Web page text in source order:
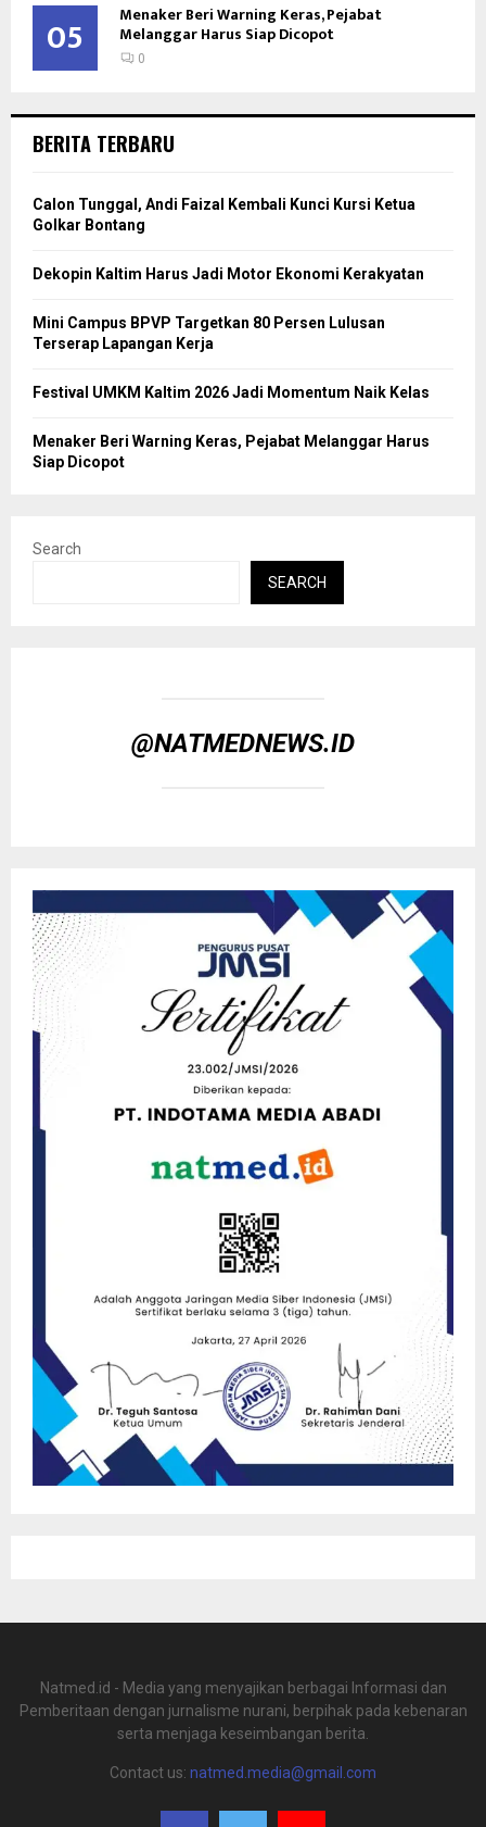
05 Menaker Beri Warning Keras, Pejabat
Melanggar Harus Siap Dicopot
0
BERITA TERBARU
Calon Tunggal, Andi Faizal Kembali Kunci Kursi Ketua
Golkar Bontang
Dekopin Kaltim Harus Jadi Motor Ekonomi Kerakyatan
Mini Campus BPVP Targetkan 80 Persen Lulusan
Terserap Lapangan Kerja
Festival UMKM Kaltim 2026 Jadi Momentum Naik Kelas
Menaker Beri Warning Keras, Pejabat Melanggar Harus
Siap Dicopot
Search
SEARCH
@NATMEDNEWS.ID
Natmed.id - Media yang menyajikan berbagai Informasi dan
Pemberitaan dengan jurnalisme nurani, berpihak pada kebenaran
serta menjaga keseimbangan berita.
Contact us: natmed.media@gmail.com